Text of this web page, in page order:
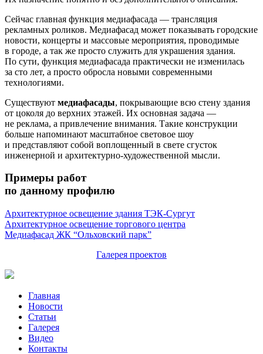
Сейчас главная функция медиафасада — трансляция
рекламных роликов. Медиафасад может показывать городские
новости, концерты и массовые мероприятия, проводимые
в городе, а так же просто служить для украшения здания.
По сути, функция медиафасада практически не изменилась
за сто лет, а просто обросла новыми современными
технологиями.
Существуют медиафасады, покрывающие всю стену здания
от цоколя до верхних этажей. Их основная задача —
не реклама, а привлечение внимания. Такие конструкции
больше напоминают масштабное световое шоу
и представляют собой воплощенный в свете сгусток
инженерной и архитектурно-художественной мысли.
Примеры работ
по данному профилю
Архитектурное освещение здания ТЭК-Сургут
Архитектурное освещение торгового центра
Медиафасад ЖК “Ольховский парк”
Галерея проектов
Главная
Новости
Статьи
Галерея
Видео
Контакты